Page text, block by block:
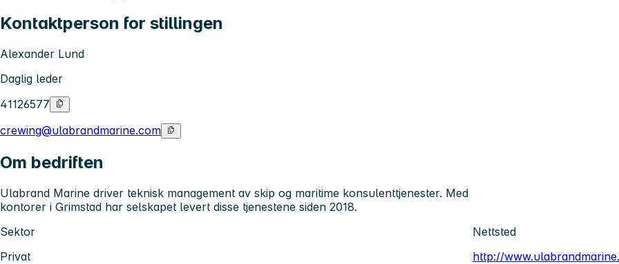
Kontaktperson for stillingen
Alexander Lund
Daglig leder
41126577
crewing@ulabrandmarine.com
Om bedriften
Ulabrand Marine driver teknisk management av skip og maritime konsulenttjenester. Med
kontorer i Grimstad har selskapet levert disse tjenestene siden 2018.
Sektor
Privat
Nettsted
http://